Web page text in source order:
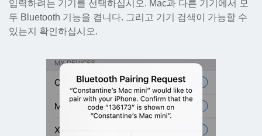
입력하려는 기기를 선택하십시오. Mac과 다른 기기에서 모
두 Bluetooth 기능을 켭니다. 그리고 기기 검색이 가능할 수
있는지 확인하십시오.